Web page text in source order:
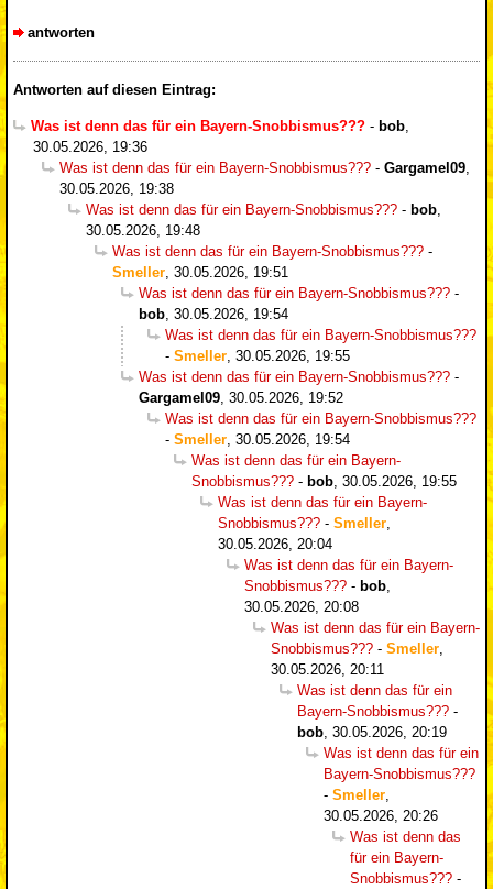
antworten
Antworten auf diesen Eintrag:
Was ist denn das für ein Bayern-Snobbismus??? - bob
30.05.2026, 19:36
Was ist denn das für ein Bayern-Snobbismus??? - Gargamel09
30.05.2026, 19:38
Was ist denn das für ein Bayern-Snobbismus??? - bob
30.05.2026, 19:48
Was ist denn das für ein Bayern-Snobbismus??? -
Smeller 30.05.2026, 19:51
Was ist denn das für ein Bayern-Snobbismus??? -
bob 30.05.2026, 19:54
Was ist denn das für ein Bayern-Snobbismus???
- Smeller 30.05.2026, 19:55
Was ist denn das für ein Bayern-Snobbismus??? -
Gargamel09 30.05.2026, 19:52
Was ist denn das für ein Bayern-Snobbismus???
- Smeller 30.05.2026, 19:54
Was ist denn das für ein Bayern-
Snobbismus??? - bob 30.05.2026, 19:55
Was ist denn das für ein Bayern-
Snobbismus??? - Smeller
30.05.2026, 20:04
Was ist denn das für ein Bayern-
Snobbismus??? - bob
30.05.2026, 20:08
Was ist denn das für ein Bayern-
Snobbismus??? - Smeller
30.05.2026, 20:11
Was ist denn das für ein
Bayern-Snobbismus??? -
bob 30.05.2026, 20:19
Was ist denn das für ein
Bayern-Snobbismus???
- Smeller
30.05.2026, 20:26
Was ist denn das
für ein Bayern-
Snobbismus??? -